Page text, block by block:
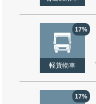
17%
軽貨物車
17%